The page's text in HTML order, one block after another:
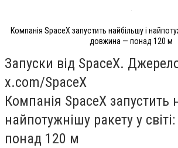
Компанія SpaceX запустить найбільшу і
довжина — понад 120 м
Запуски від SpaceX.
x.com/SpaceX
Компанія SpaceX запустить
найпотужнішу ракету у
понад 120 м